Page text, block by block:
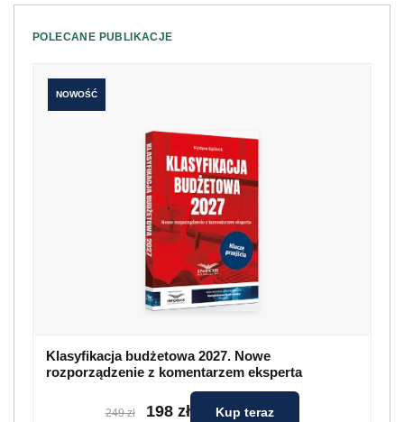
POLECANE PUBLIKACJE
NOWOŚĆ
Klasyfikacja budżetowa 2027. Nowe
rozporządzenie z komentarzem eksperta
249 zł 198 zł Kup teraz